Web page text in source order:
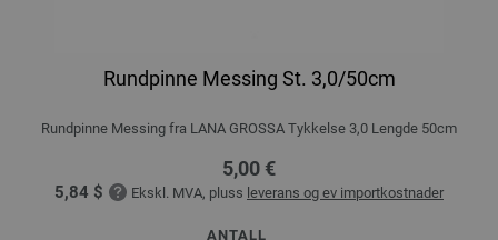
Rundpinne Messing St. 3,0/50cm
Rundpinne Messing fra LANA GROSSA Tykkelse 3,0 Lengde 50cm
5,00 €
5,84 $ Ekskl. MVA, pluss leverans og ev importkostnader
ANTALL